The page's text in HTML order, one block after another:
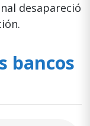
desapareció
bancos